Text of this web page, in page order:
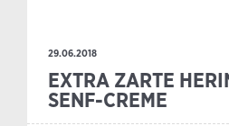
29.06.2018
EXTRA ZARTE
SENF-CREME